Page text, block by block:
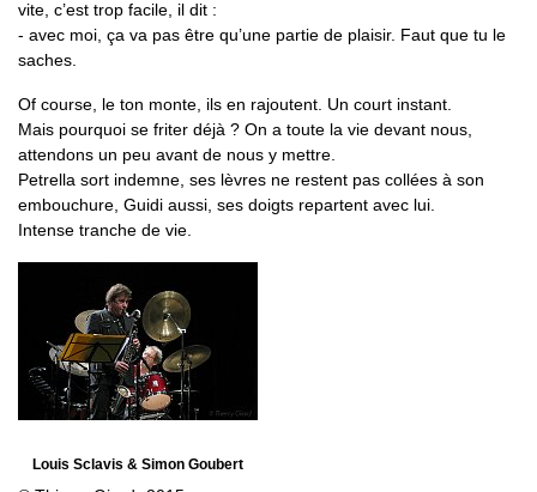
vite, c’est trop facile, il dit :
- avec moi, ça va pas être qu’une partie de plaisir. Faut que tu le
saches.
Of course, le ton monte, ils en rajoutent. Un court instant.
Mais pourquoi se friter déjà ? On a toute la vie devant nous,
attendons un peu avant de nous y mettre.
Petrella sort indemne, ses lèvres ne restent pas collées à son
embouchure, Guidi aussi, ses doigts repartent avec lui.
Intense tranche de vie.
Louis Sclavis & Simon Goubert